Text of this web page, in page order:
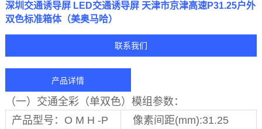
深圳交通诱导屏 LED交通诱导屏 天津市京津高速P31.25户外
双色标准箱体（美奥马哈）
联系我们
产品详情
（一）交通全彩（单双色）模组参数：
产品型号：O M H -P
像素间距(mm):31.25